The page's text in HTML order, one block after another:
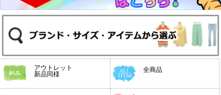
アウトレット
新品同様
全商品